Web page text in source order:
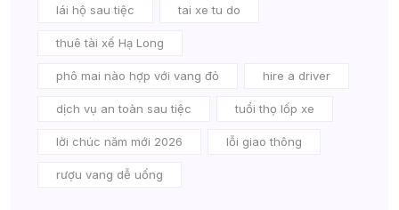
lái hộ sau tiệc tai xe tu do
thuê tài xế Hạ Long
phô mai nào hợp với vang đỏ hire a driver
dịch vụ an toàn sau tiệc tuổi thọ lốp xe
lời chúc năm mới 2026 lỗi giao thông
rượu vang dễ uống